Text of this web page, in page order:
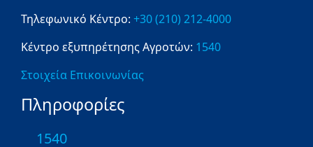
Τηλεφωνικό Κέντρο: +30 (210) 212-4000
Κέντρο εξυπηρέτησης Αγροτών: 1540
Στοιχεία Επικοινωνίας
Πληροφορίες
1540